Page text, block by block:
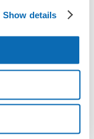
Show details
を預けよう
どんなサイズの